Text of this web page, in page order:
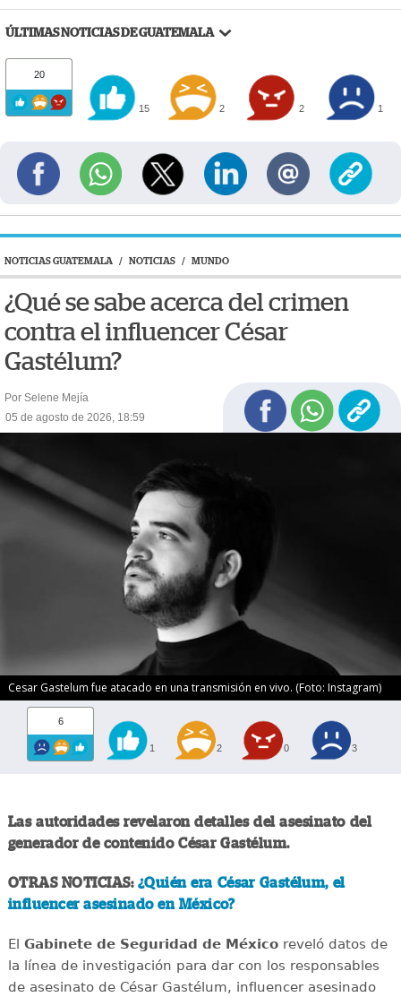
ÚLTIMAS NOTICIAS DE GUATEMALA
20
15 2 2 1
NOTICIAS GUATEMALA / NOTICIAS / MUNDO
¿Qué se sabe acerca del crimen
contra el influencer César
Gastélum?
Por Selene Mejía
05 de agosto de 2026, 18:59
Cesar Gastelum fue atacado en una transmisión en vivo. (Foto: Instagram)
6
1 2 0 3
Las autoridades revelaron detalles del asesinato del
generador de contenido César Gastélum.
OTRAS NOTICIAS: ¿Quién era César Gastélum, el
influencer asesinado en México?
El Gabinete de Seguridad de Méxicoreveló datos de
la línea de investigación para dar con los responsables
de asesinato de César Gastélum, influencer asesinado